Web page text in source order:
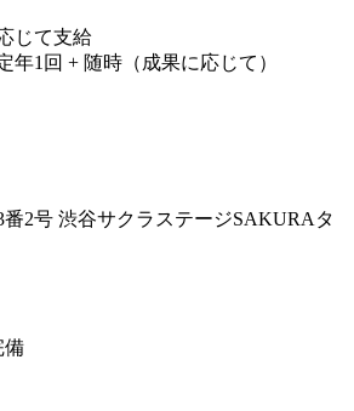
じて支給
年1回 + 随時（成果に応じて）
2号 渋谷サクラステージSAKURAタ
備